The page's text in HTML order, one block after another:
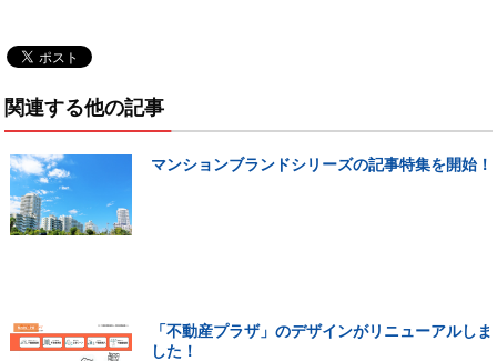
関連する他の記事
マンションブランドシリーズの記事特集を開始！
「不動産プラザ」のデザインがリニューアルしま
した！